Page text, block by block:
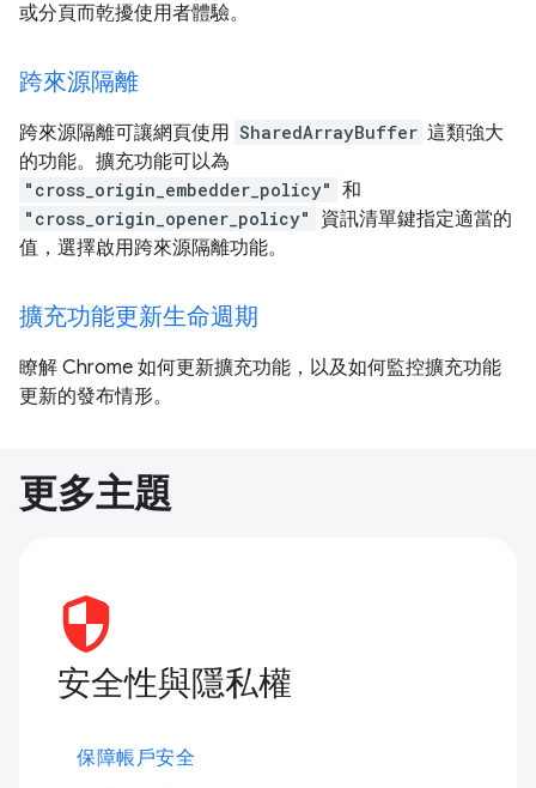
或分頁而乾擾使用者體驗。
跨來源隔離
跨來源隔離可讓網頁使用 SharedArrayBuffer 這類強大
的功能。擴充功能可以為
"cross_origin_embedder_policy" 和
"cross_origin_opener_policy"
資訊清單鍵指定適當的
值，選擇啟用跨來源隔離功能。
擴充功能更新生命週期
瞭解 Chrome 如何更新擴充功能，以及如何監控擴充功能
更新的發布情形。
更多主題
安全性與隱私權
保障帳戶安全